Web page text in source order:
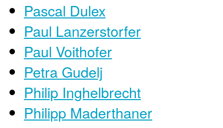
Pascal Dulex
Paul Lanzerstorfer
Paul Voithofer
Petra Gudelj
Philip Inghelbrecht
Philipp Maderthaner